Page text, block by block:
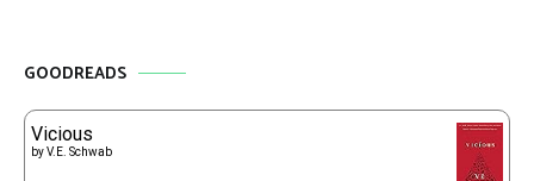
GOODREADS
Vicious
byV.E. Schwab